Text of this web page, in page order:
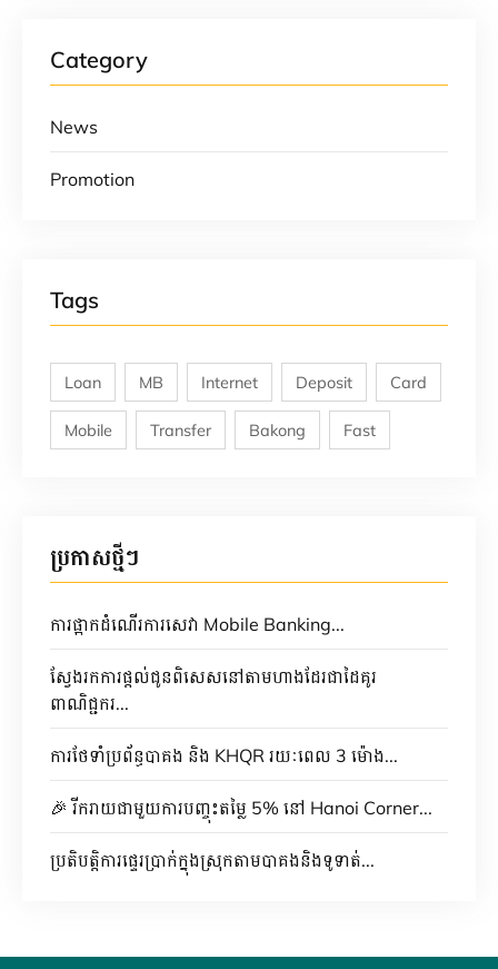
Category
News
Promotion
Tags
Loan MB Internet Deposit Card
Mobile Transfer Bakong Fast
ប្រកាសថ្មីៗ
ការផ្អាកដំណើរការសេវា Mobile Banking...
ស្វែងរកការផ្តល់ជូនពិសេសនៅតាមហាងដែរជាដៃគូរ
ពាណិជ្ជករ...
ការថែទាំប្រព័ន្ធបាគង និង KHQR រយៈពេល 3 ម៉ោង...
🎉 រីករាយជាមួយការបញ្ចុះតម្លៃ 5% នៅ Hanoi Corner...
ប្រតិបត្តិការផ្ទេរប្រាក់ក្នុងស្រុកតាមបាគងនិងទូទាត់...